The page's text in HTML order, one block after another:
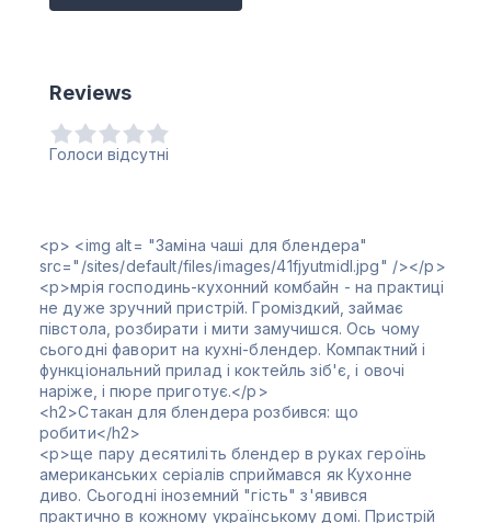
Reviews
Голоси відсутні
<p> <img alt= "Заміна чаші для блендера"
src="/sites/default/files/images/41fjyutmidl.jpg" /></p>
<p>мрія господинь-кухонний комбайн - на практиці
не дуже зручний пристрій. Громіздкий, займає
півстола, розбирати і мити замучишся. Ось чому
сьогодні фаворит на кухні-блендер. Компактний і
функціональний прилад і коктейль зіб'є, і овочі
наріже, і пюре приготує.</p>
<h2>Стакан для блендера розбився: що
робити</h2>
<p>ще пару десятиліть блендер в руках героїнь
американських серіалів сприймався як Кухонне
диво. Сьогодні іноземний "гість" з'явився
практично в кожному українському домі. Пристрій